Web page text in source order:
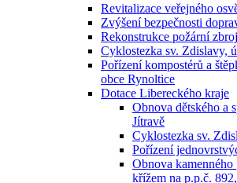
Revitalizace veřejného
Zvýšení bezpečnosti
Rekonstrukce požární
Cyklostezka sv. Zdislavy,
Pořízení kompostérů a
obce Rynoltice
Dotace Libereckého kraje
Obnova dětského a
Jítravě
Cyklostezka sv.
Pořízení
Obnova
křížem na p.p.č.